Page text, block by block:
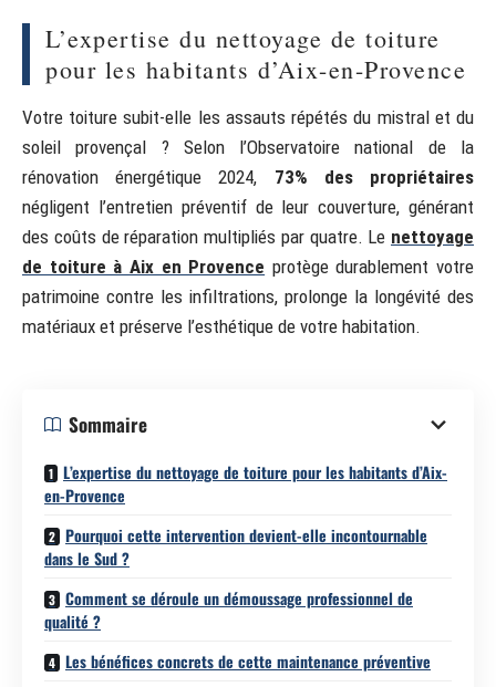
L’expertise du nettoyage de toiture
pour les habitants d’Aix-en-Provence
Votre toiture subit-elle les assauts répétés du mistral et du
soleil provençal ? Selon l’Observatoire national de la
rénovation énergétique 2024, 73% des propriétaires
négligent l’entretien préventif de leur couverture, générant
des coûts de réparation multipliés par quatre. Le nettoyage
de toiture à Aix en Provence protège durablement votre
patrimoine contre les infiltrations, prolonge la longévité des
matériaux et préserve l’esthétique de votre habitation.
Sommaire
L’expertise du nettoyage de toiture pour les habitants d’Aix-
en-Provence
Pourquoi cette intervention devient-elle incontournable
dans le Sud ?
Comment se déroule un démoussage professionnel de
qualité ?
Les bénéfices concrets de cette maintenance préventive